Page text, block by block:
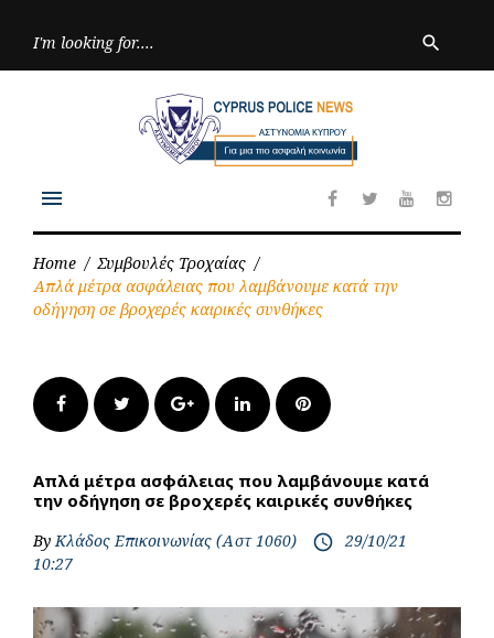
search
Facebook
TwitterYoutube
menu
Home / Συμβουλές Τροχαίας /
Απλά μέτρα ασφάλειας που λαμβάνουμε κατά την
οδήγηση σε βροχερές καιρικές συνθήκες
FacebookTwitter Google+LinkedInPinterest
Απλά μέτρα ασφάλειας που λαμβάνουμε κατά
την οδήγηση σε βροχερές καιρικές συνθήκες
ByΚλάδος Επικοινωνίας (Αστ 1060) access_time 29/10/21
10:27